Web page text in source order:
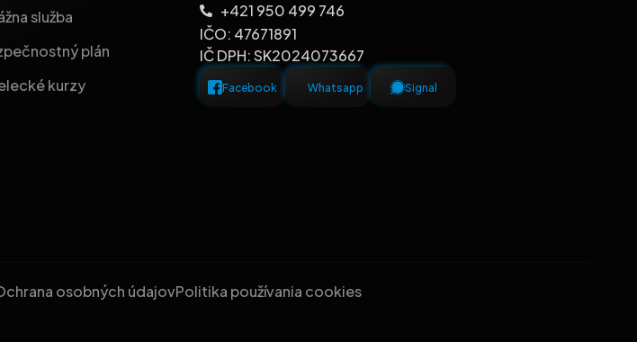
služba
plán
kurzy
+421 950 499 746
IČO: 47671891
IČ DPH: SK2024073667
Facebook Whatsapp Signal
osobných údajovPolitika používania cookies